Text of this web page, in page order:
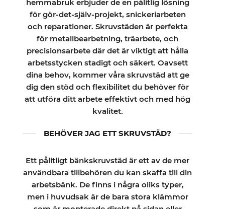
hemmabruk erbjuder de en pålitlig lösning
för gör-det-själv-projekt, snickeriarbeten
och reparationer. Skruvstäden är perfekta
för metallbearbetning, träarbete, och
precisionsarbete där det är viktigt att hålla
arbetsstycken stadigt och säkert. Oavsett
dina behov, kommer våra skruvstäd att ge
dig den stöd och flexibilitet du behöver för
att utföra ditt arbete effektivt och med hög
kvalitet.
BEHÖVER JAG ETT SKRUVSTÄD?
Ett pålitligt bänkskruvstäd är ett av de mer
användbara tillbehören du kan skaffa till din
arbetsbänk. De finns i några oliks typer,
men i huvudsak är de bara stora klämmor